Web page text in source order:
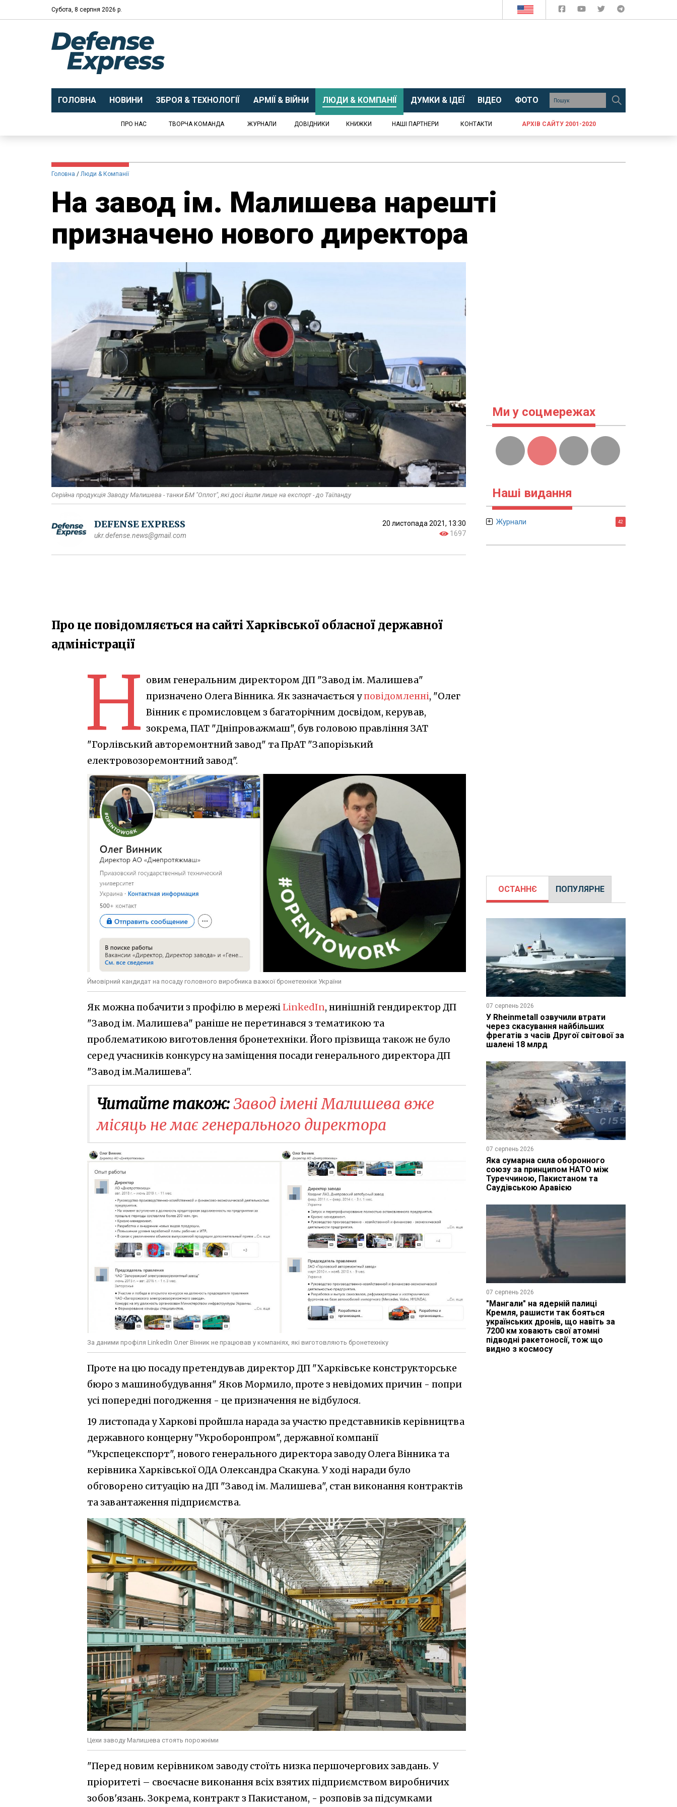
Субота, 8 серпня 2026 р.
ГОЛОВНА НОВИНИ ЗБРОЯ & ТЕХНОЛОГІЇ АРМІЇ & ВІЙНИ ЛЮДИ & КОМПАНІЇ ДУМКИ & ІДЕЇ ВІДЕО ФОТО
ПРО НАС ТВОРЧА КОМАНДА ЖУРНАЛИ ДОВІДНИКИ КНИЖКИ НАШІ ПАРТНЕРИ КОНТАКТИ АРХІВ САЙТУ 2001-2020
Головна Люди & Компанії
На завод ім. Малишева нарешті
призначено нового директора
Серійна продукція Заводу Малишева - танки БМ "Оплот", які досі йшли лише на експорт - до Таїланду
DEFENSE EXPRESS
ukr.defense.news@gmail.com
20 листопада 2021, 13:30
1697
Про це повідомляється на сайті Харківської обласної державної
адміністрації
Н овим генеральним директором ДП "Завод ім. Малишева"
призначено Олега Вінника. Як зазначається уповідомленні, "Олег
Вінник є промисловцем з багаторічним досвідом, керував,
зокрема, ПАТ "Дніпроважмаш", був головою правління ЗАТ
"Горлівський авторемонтний завод" та ПрАТ "Запорізький
електровозоремонтний завод".
Ймовірний кандидат на посаду головного виробника важкої бронетехніки України
Як можна побачити з профілю в мережіLinkedIn, нинішній гендиректор ДП
"Завод ім. Малишева" раніше не перетинався з тематикою та
проблематикою виготовлення бронетехніки. Його прізвища також не було
серед учасників конкурсу на заміщення посади генерального директора ДП
"Завод ім.Малишева".
Читайте також:Завод імені Малишева вже
місяць не має генерального директора
За даними профіля LinkedIn Олег Вінник не працював у компаніях, які виготовляють бронетехніку
Проте на цю посаду претендував директор ДП "Харківське конструкторське
бюро з машинобудування" Яков Мормило, проте з невідомих причин - попри
усі попередні погодження - це призначення не відбулося.
19 листопада у Харкові пройшла нарада за участю представників керівництва
державного концерну "Укроборонпром", державної компанії
"Укрспецекспорт", нового генерального директора заводу Олега Вінника та
керівника Харківської ОДА Олександра Скакуна. У ході наради було
обговорено ситуацію на ДП "Завод ім. Малишева", стан виконання контрактів
та завантаження підприємства.
Цехи заводу Малишева стоять порожніми
"Перед новим керівником заводу стоїть низка першочергових завдань. У
пріоритеті – своєчасне виконання всіх взятих підприємством виробничих
зобов'язань. Зокрема, контракт з Пакистаном, - розповів за підсумками
Ми у соцмережах
Наші видання
Журнали 42
ОСТАННЄ ПОПУЛЯРНЕ
07 серпень 2026
У Rheinmetall озвучили втрати
через скасування найбільших
фрегатів з часів Другої світової за
шалені 18 млрд
07 серпень 2026
Яка сумарна сила оборонного
союзу за принципом НАТО між
Туреччиною, Пакистаном та
Саудівською Аравією
07 серпень 2026
"Мангали" на ядерній палиці
Кремля, рашисти так бояться
українських дронів, що навіть за
7200 км ховають свої атомні
підводні ракетоносії, тож що
видно з космосу